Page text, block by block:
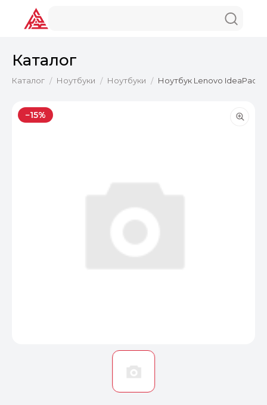
Каталог
Каталог / Ноутбуки / Ноутбуки / Ноутбук Lenovo IdeaPad 3
−15%